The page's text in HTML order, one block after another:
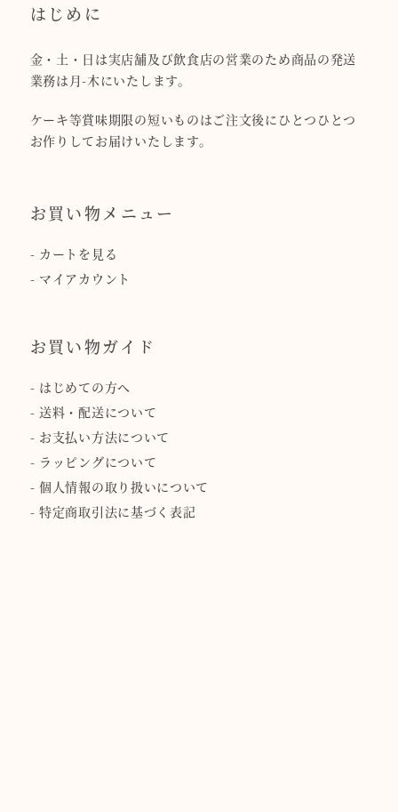
はじめに
金・土・日は実店舗及び飲食店の営業のため商品の発送
業務は月-木にいたします。
ケーキ等賞味期限の短いものはご注文後にひとつひとつ
お作りしてお届けいたします。
お買い物メニュー
- カートを見る
- マイアカウント
お買い物ガイド
- はじめての方へ
- 送料・配送について
- お支払い方法について
- ラッピングについて
- 個人情報の取り扱いについて
- 特定商取引法に基づく表記